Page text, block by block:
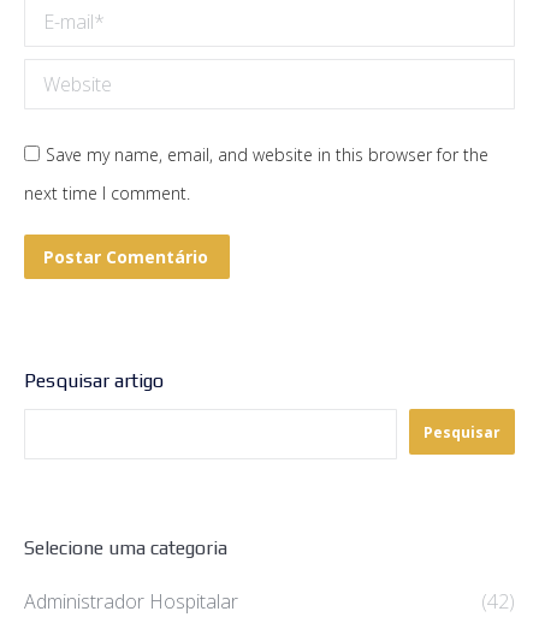
E-mail *
Website
Save my name, email, and website in this browser for the
next time I comment.
Postar Comentário
Pesquisar artigo
Pesquisar
Selecione uma categoria
Administrador Hospitalar
(42)